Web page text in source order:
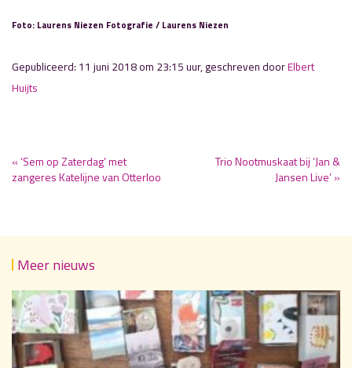
Foto: Laurens Niezen Fotografie / Laurens Niezen
Gepubliceerd: 11 juni 2018 om 23:15 uur, geschreven doorElbert
Huijts
« ‘Sem op Zaterdag’ met
zangeres Katelijne van Otterloo
Trio Nootmuskaat bij ‘Jan &
Jansen Live’ »
Meer nieuws